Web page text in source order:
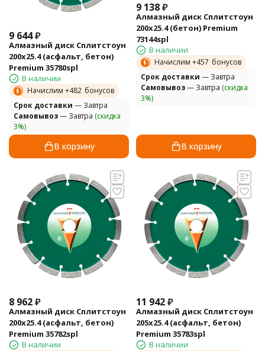
9 644₽
Алмазный диск Сплитстоун
200х25.4 (асфальт, бетон)
Premium 35780spl
В наличии
Начислим +482 бонусов
Cрок доставки — Завтра
Самовывоз— Завтра (скидка
3%)
В корзину
9 138₽
Алмазный диск Сплитстоун
200х25.4 (бетон) Premium
73144spl
В наличии
Начислим +457 бонусов
Cрок доставки — Завтра
Самовывоз— Завтра (скидка
3%)
В корзину
8 962₽
Алмазный диск Сплитстоун
200х25.4 (асфальт, бетон)
Premium 35782spl
В наличии
11 942₽
Алмазный диск Сплитстоун
205х25.4 (асфальт, бетон)
Premium 35783spl
В наличии